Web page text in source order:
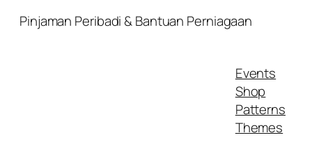
Pinjaman Peribadi & Bantuan Perniagaan
Events
Shop
Patterns
Themes